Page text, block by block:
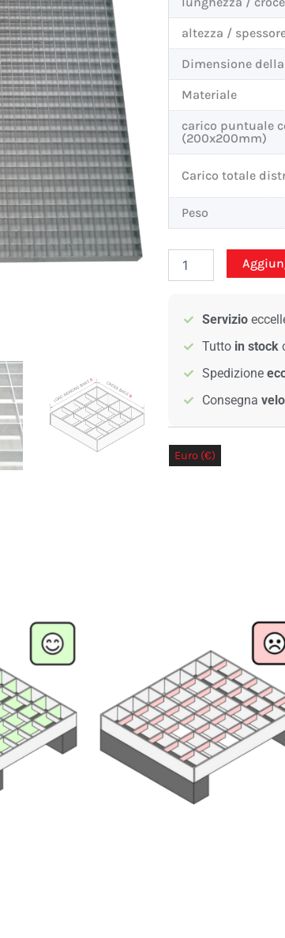
altezza /
Dimensione
Materiale
carico puntuale
(200x200mm)
Carico totale
Peso
standard
quantità
Servizio
Tutto in stock
Spedizione
Consegna
Euro (€)